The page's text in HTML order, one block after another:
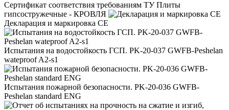
Сертификат соответствия требованиям ТУ Плиты
гипсостружечные - КРОВЛЯ
Декларация и маркировка CE
Испытания на водостойкость ГСП. PK-20-037 GWFB-Peshelan
wateproof A2-s1
Испытания пожарной безопасности. PK-20-036 GWFB-
Peshelan standard ENG